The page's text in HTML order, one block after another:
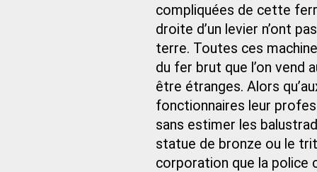
compliquées de cette
droite d’un levier n’ont
terre. Toutes ces
du fer brut que l’on vend
être étranges. Alors
fonctionnaires leur
sans estimer les
statue de bronze ou le
corporation que la police